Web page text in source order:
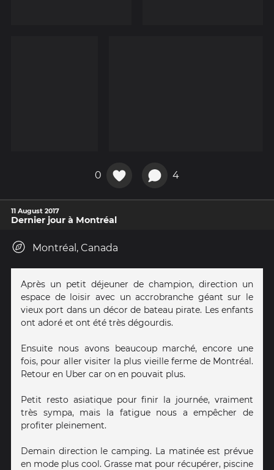
0 4
11 August 2017
Dernier jour à Montréal
Montréal, Canada
Après un petit déjeuner de champion, direction un
espace de loisir avec un accrobranche géant sur le
vieux port dans un décor de bateau pirate. Les enfants
ont adoré et ont été très dégourdis.
Ensuite nous avons beaucoup marché, encore une
fois, pour aller visiter la plus vieille ferme de Montréal.
Retour en Uber car on en pouvait plus.
Petit resto asiatique pour finir la journée, vraiment
très sympa, mais la fatigue nous a empêcher de
profiter pleinement.
Demain direction le camping. La matinée est prévue
en mode plus cool. Grasse mat pour récupérer, piscine